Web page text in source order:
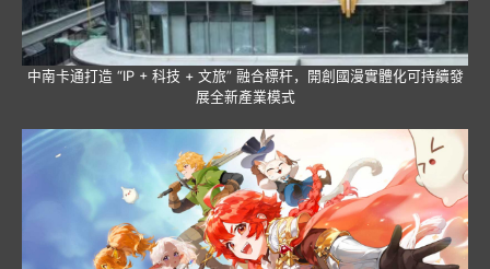
中南卡通打造 “IP + 科技 + 文旅” 融合標杆，開創國漫實體化可持續發
展全新產業模式